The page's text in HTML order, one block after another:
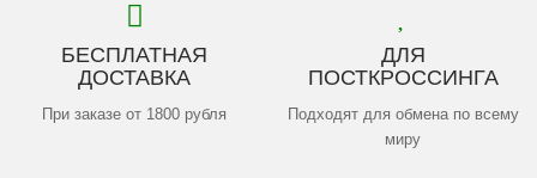
БЕСПЛАТНАЯ
ДОСТАВКА
При заказе от 1800 рубля
ДЛЯ
ПОСТКРОССИНГА
Подходят для обмена по всему
миру